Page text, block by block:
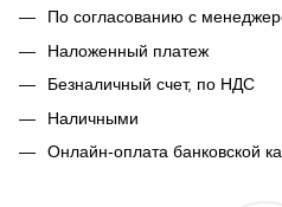
По согласованию с
Наложенный платеж
Безналичный счет, по НДС
Наличными
Онлайн-оплата банковской